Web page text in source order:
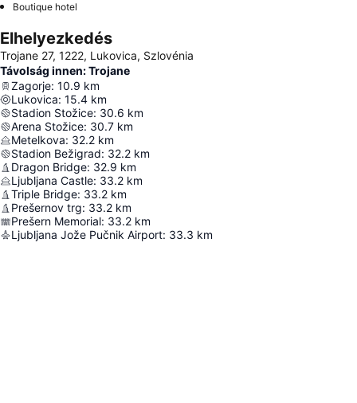
Boutique hotel
Elhelyezkedés
Trojane 27, 1222, Lukovica, Szlovénia
Távolság innen: Trojane
Zagorje: 10.9 km
Lukovica: 15.4 km
Stadion Stožice: 30.6 km
Arena Stožice: 30.7 km
Metelkova: 32.2 km
Stadion Bežigrad: 32.2 km
Dragon Bridge: 32.9 km
Ljubljana Castle: 33.2 km
Triple Bridge: 33.2 km
Prešernov trg: 33.2 km
Prešern Memorial: 33.2 km
Ljubljana Jože Pučnik Airport: 33.3 km